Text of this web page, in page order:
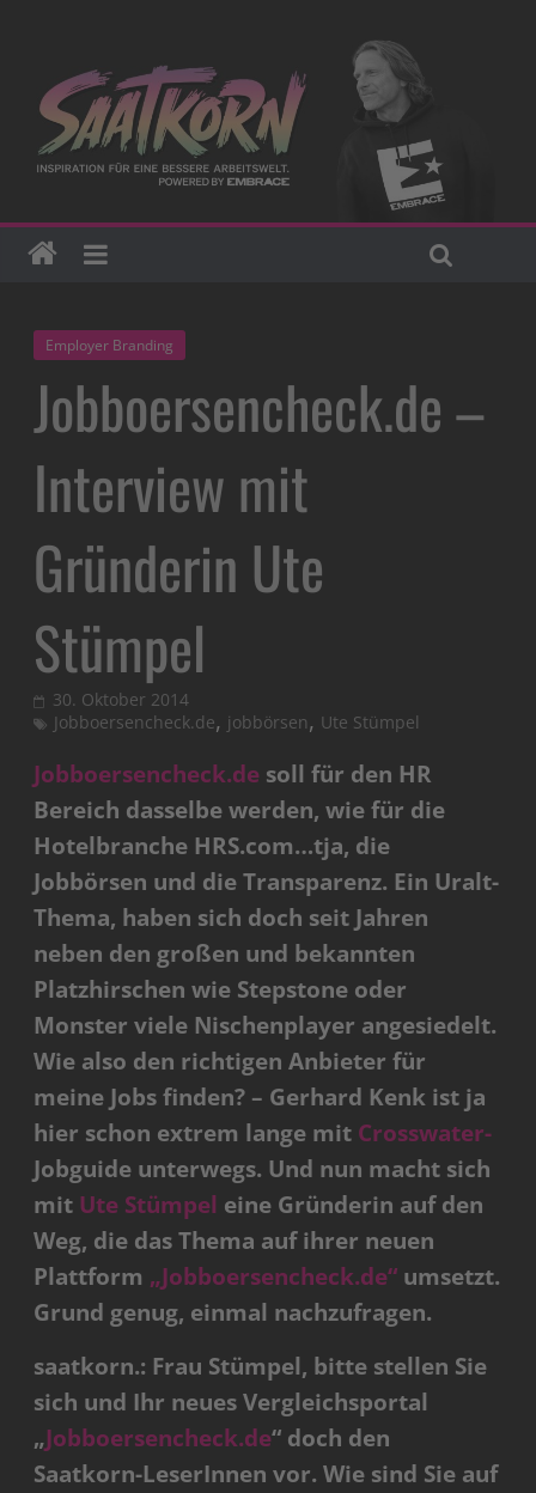
Employer Branding
Jobboersencheck.de –
Interview mit
Gründerin Ute
Stümpel
30. Oktober 2014
Jobboersencheck.de, jobbörsen, Ute Stümpel
Jobboersencheck.de soll für den HR
Bereich dasselbe werden, wie für die
Hotelbranche HRS.com…tja, die
Jobbörsen und die Transparenz. Ein Uralt-
Thema, haben sich doch seit Jahren
neben den großen und bekannten
Platzhirschen wie Stepstone oder
Monster viele Nischenplayer angesiedelt.
Wie also den richtigen Anbieter für
meine Jobs finden? – Gerhard Kenk ist ja
hier schon extrem lange mit Crosswater-
Jobguide unterwegs. Und nun macht sich
mit Ute Stümpel eine Gründerin auf den
Weg, die das Thema auf ihrer neuen
Plattform „Jobboersencheck.de“ umsetzt.
Grund genug, einmal nachzufragen.
saatkorn.: Frau Stümpel, bitte stellen Sie
sich und Ihr neues Vergleichsportal
„Jobboersencheck.de“ doch den
Saatkorn-LeserInnen vor. Wie sind Sie auf